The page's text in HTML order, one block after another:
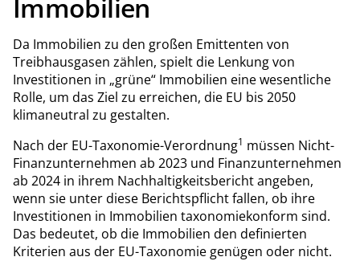
Immobilien
Da Immobilien zu den großen Emittenten von
Treibhausgasen zählen, spielt die Lenkung von
Investitionen in „grüne“ Immobilien eine wesentliche
Rolle, um das Ziel zu erreichen, die EU bis 2050
klimaneutral zu gestalten.
Nach der EU-Taxonomie-Verordnung1 müssen Nicht-
Finanzunternehmen ab 2023 und Finanzunternehmen
ab 2024 in ihrem Nachhaltigkeitsbericht angeben,
wenn sie unter diese Berichtspflicht fallen, ob ihre
Investitionen in Immobilien taxonomiekonform sind.
Das bedeutet, ob die Immobilien den definierten
Kriterien aus der EU-Taxonomie genügen oder nicht.